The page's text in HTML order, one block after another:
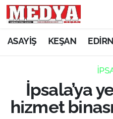
ASAYİŞ KEŞAN
İpsala’ya
hizmet
KEŞAN
ASAYİŞ
SİYASET